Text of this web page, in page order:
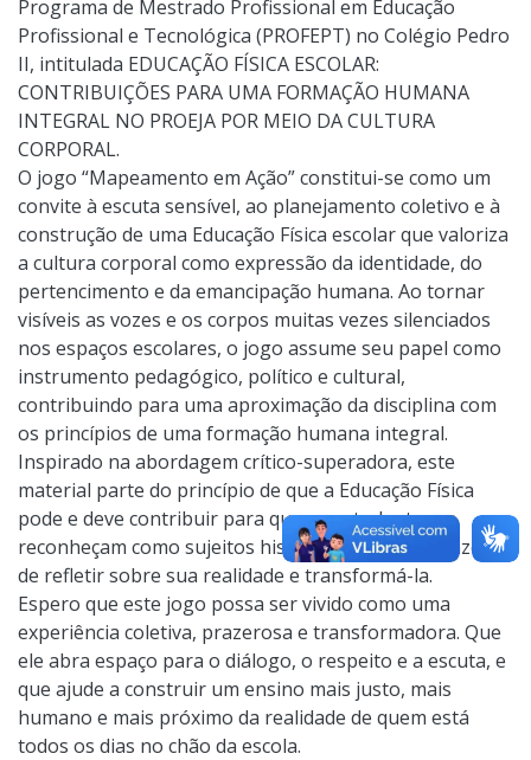
Programa de Mestrado Profissional em Educação
Profissional e Tecnológica (PROFEPT) no Colégio Pedro
II, intitulada EDUCAÇÃO FÍSICA ESCOLAR:
CONTRIBUIÇÕES PARA UMA FORMAÇÃO HUMANA
INTEGRAL NO PROEJA POR MEIO DA CULTURA
CORPORAL.
O jogo “Mapeamento em Ação” constitui-se como um
convite à escuta sensível, ao planejamento coletivo e à
construção de uma Educação Física escolar que valoriza
a cultura corporal como expressão da identidade, do
pertencimento e da emancipação humana. Ao tornar
visíveis as vozes e os corpos muitas vezes silenciados
nos espaços escolares, o jogo assume seu papel como
instrumento pedagógico, político e cultural,
contribuindo para uma aproximação da disciplina com
os princípios de uma formação humana integral.
Inspirado na abordagem crítico-superadora, este
material parte do princípio de que a Educação Física
pode e deve contribuir para que os estudantes se
reconheçam como sujeitos históricos, ativos, capazes
de refletir sobre sua realidade e transformá-la.
Espero que este jogo possa ser vivido como uma
experiência coletiva, prazerosa e transformadora. Que
ele abra espaço para o diálogo, o respeito e a escuta, e
que ajude a construir um ensino mais justo, mais
humano e mais próximo da realidade de quem está
todos os dias no chão da escola.